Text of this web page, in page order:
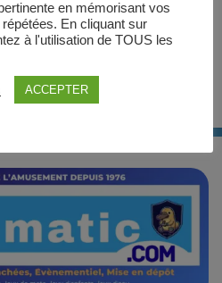
en mémorisant vos
En cliquant sur
à l'utilisation de TOUS les
ACCEPTER